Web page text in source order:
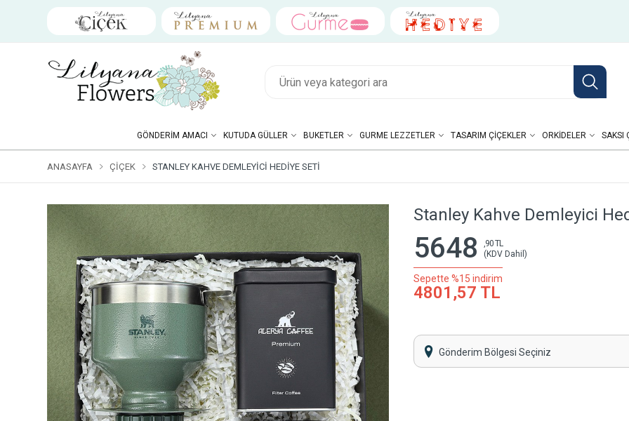
GÖNDERIM AMACI KUTUDA GÜLLER BUKETLER GURME LEZZETLER TASARIM ÇIÇEKLER ORKIDELER SAKSI
ANASAYFA ÇIÇEK STANLEY KAHVE DEMLEYICI HEDIYE SETI
Stanley Kahve Demleyici
5648
,90 TL
(KDV Dahil)
Sepette %15 indirim
4801,57 TL
Gönderim Bölgesi Seçiniz